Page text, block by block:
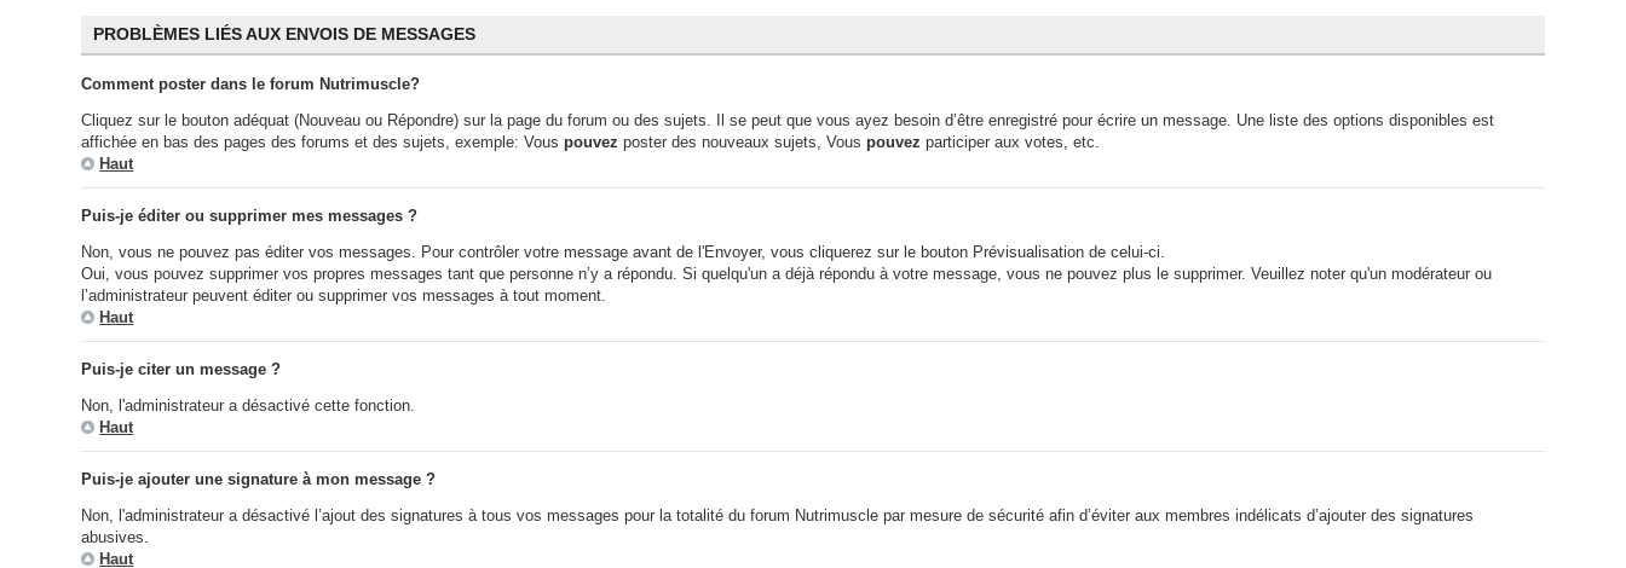
PROBLÈMES LIÉS AUX ENVOIS DE MESSAGES
Comment poster dans le forum Nutrimuscle?
Cliquez sur le bouton adéquat (Nouveau ou Répondre) sur la page du forum ou des sujets. Il se peut que vous ayez besoin d’être enregistré pour écrire un message. Une liste des options disponibles est
affichée en bas des pages des forums et des sujets, exemple: Vouspouvez poster des nouveaux sujets, Vouspouvez participer aux votes, etc.
Haut
Puis-je éditer ou supprimer mes messages ?
Non, vous ne pouvez pas éditer vos messages. Pour contrôler votre message avant de l'Envoyer, vous cliquerez sur le bouton Prévisualisation de celui-ci.
Oui, vous pouvez supprimer vos propres messages tant que personne n’y a répondu. Si quelqu'un a déjà répondu à votre message, vous ne pouvez plus le supprimer. Veuillez noter qu'un modérateur ou
l’administrateur peuvent éditer ou supprimer vos messages à tout moment.
Haut
Puis-je citer un message ?
Non, l'administrateur a désactivé cette fonction.
Haut
Puis-je ajouter une signature à mon message ?
Non, l'administrateur a désactivé l’ajout des signatures à tous vos messages pour la totalité du forum Nutrimuscle par mesure de sécurité afin d’éviter aux membres indélicats d’ajouter des signatures
abusives.
Haut